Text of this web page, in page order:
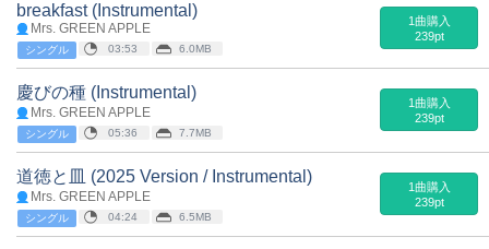
breakfast (Instrumental)
Mrs. GREEN APPLE
シングル 03:53 6.0MB
1曲購入
239pt
慶びの種 (Instrumental)
Mrs. GREEN APPLE
シングル 05:36 7.7MB
1曲購入
239pt
道徳と皿 (2025 Version / Instrumental)
Mrs. GREEN APPLE
シングル 04:24 6.5MB
1曲購入
239pt